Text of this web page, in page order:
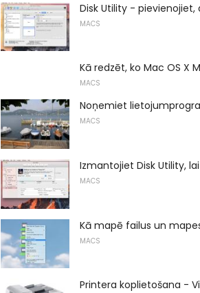
Disk Utility -
MACS
Kā redzēt, ko Mac OS X
MACS
Noņemiet
MACS
Izmantojiet Disk Utility,
MACS
Kā mapē failus un
MACS
Printera koplietošana -